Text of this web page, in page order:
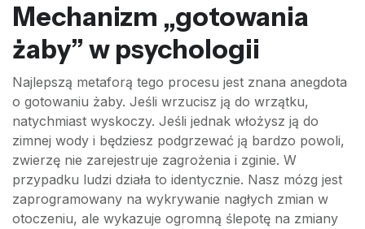
Mechanizm „gotowania
żaby” w psychologii
Najlepszą metaforą tego procesu jest znana anegdota
o gotowaniu żaby. Jeśli wrzucisz ją do wrzątku,
natychmiast wyskoczy. Jeśli jednak włożysz ją do
zimnej wody i będziesz podgrzewać ją bardzo powoli,
zwierzę nie zarejestruje zagrożenia i zginie. W
przypadku ludzi działa to identycznie. Nasz mózg jest
zaprogramowany na wykrywanie nagłych zmian w
otoczeniu, ale wykazuje ogromną ślepotę na zmiany